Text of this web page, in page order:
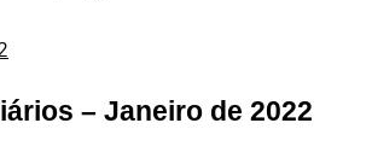
– Janeiro de 2022